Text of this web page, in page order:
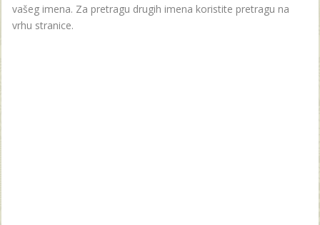
vašeg imena. Za pretragu drugih imena koristite pretragu na
vrhu stranice.